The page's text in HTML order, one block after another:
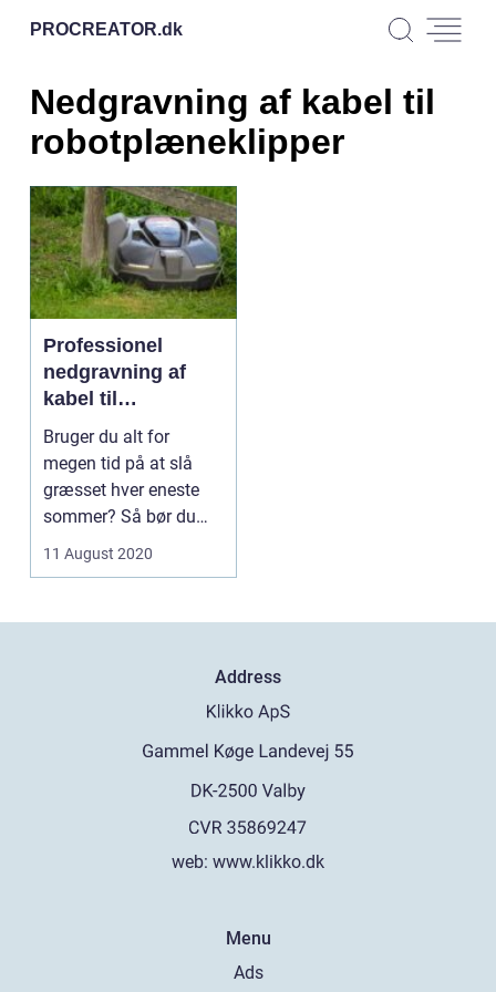
PROCREATOR.dk
Nedgravning af kabel til
robotplæneklipper
Professionel
nedgravning af
kabel til
robotplæneklipper
Bruger du alt for
megen tid på at slå
græsset hver eneste
sommer? Så bør du
overveje at investere i
11 August 2020
Address
web: www.klikko.dk
Menu
Ads